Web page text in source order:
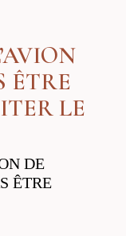
ÊTRE
LE
DE
ÊTRE